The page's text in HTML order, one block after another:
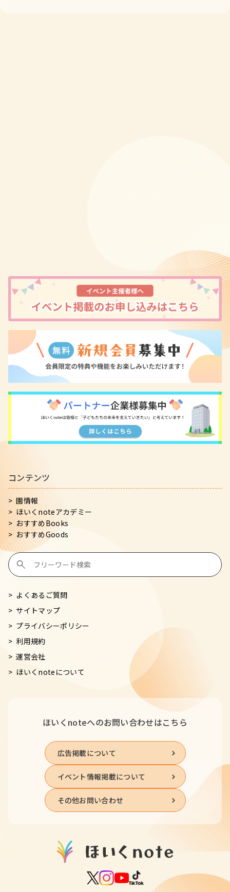
コンテンツ
園情報
ほいくnoteアカデミー
おすすめBooks
おすすめGoods
よくあるご質問
サイトマップ
プライバシーポリシー
利用規約
運営会社
ほいくnoteについて
ほいくnoteへのお問い合わせはこちら
広告掲載について
イベント情報掲載について
その他お問い合わせ